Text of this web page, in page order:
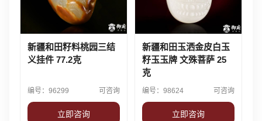
新疆和田籽料桃园三结
义挂件 77.2克
编号：96299 可咨询
立即咨询
新疆和田玉洒金皮白玉
籽玉玉牌 文殊菩萨 25
克
编号：98624 可咨询
立即咨询